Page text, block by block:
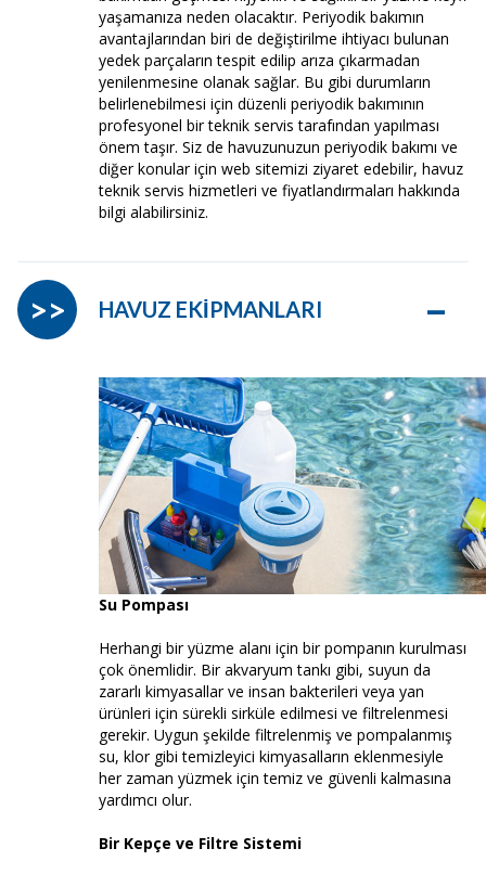
yaşamanıza neden olacaktır. Periyodik bakımın
avantajlarından biri de değiştirilme ihtiyacı bulunan
yedek parçaların tespit edilip arıza çıkarmadan
yenilenmesine olanak sağlar. Bu gibi durumların
belirlenebilmesi için düzenli periyodik bakımının
profesyonel bir teknik servis tarafından yapılması
önem taşır. Siz de havuzunuzun periyodik bakımı ve
diğer konular için web sitemizi ziyaret edebilir, havuz
teknik servis hizmetleri ve fiyatlandırmaları hakkında
bilgi alabilirsiniz.
HAVUZ EKİPMANLARI –
>>
Su Pompası
Herhangi bir yüzme alanı için bir pompanın kurulması
çok önemlidir. Bir akvaryum tankı gibi, suyun da
zararlı kimyasallar ve insan bakterileri veya yan
ürünleri için sürekli sirküle edilmesi ve filtrelenmesi
gerekir. Uygun şekilde filtrelenmiş ve pompalanmış
su, klor gibi temizleyici kimyasalların eklenmesiyle
her zaman yüzmek için temiz ve güvenli kalmasına
yardımcı olur.
Bir Kepçe ve Filtre Sistemi